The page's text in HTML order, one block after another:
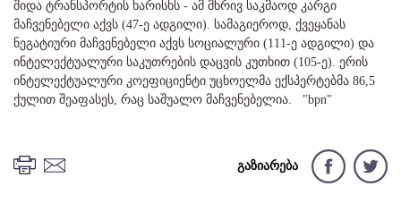
შიდა ტრანსპორტის ხარისხს - ამ მხრივ საკმაოდ კარგი
მაჩვენებელი აქვს (47-ე ადგილი). სამაგიეროდ, ქვეყანას
ნეგატიური მაჩვენებელი აქვს სოციალური (111-ე ადგილი) და
ინტელექტუალური საკუთრების დაცვის კუთხით (105-ე). ერის
ინტელექტუალური კოეფიციენტი უცხოელმა ექსპერტებმა 86,5
ქულით შეაფასეს, რაც საშუალო მაჩვენებელია. "bpn"
გაზიარება